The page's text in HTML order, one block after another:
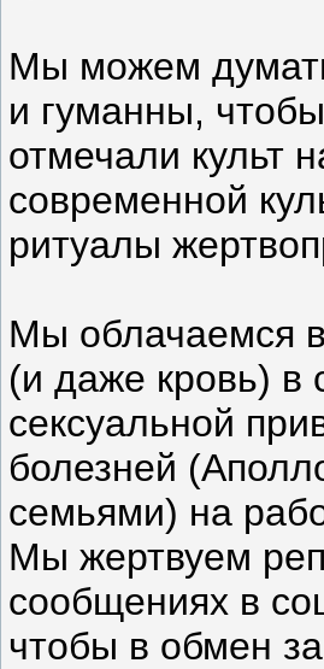
Мы можем
и гуманны,
отмечали культ
современной
ритуалы
Мы облачаемся
(и даже кровь) в
сексуальной
болезней
семьями) на
Мы жертвуем
сообщениях в
чтобы в обмен